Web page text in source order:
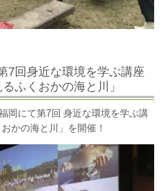
回身近な環境を学ぶ講座
るふくおかの海と川」
岡にて第7回 身近な環境を学ぶ講
かの海と川」を開催！